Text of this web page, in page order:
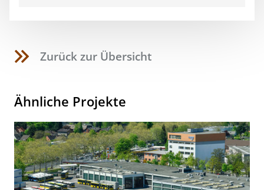
Zurück zur Übersicht
Ähnliche Projekte